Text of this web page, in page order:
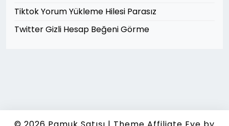
Tiktok Yorum Yükleme Hilesi Parasız
Twitter Gizli Hesap Beğeni Görme